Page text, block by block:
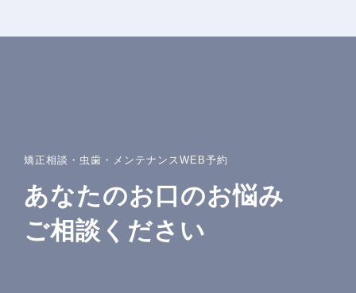
矯正相談・虫歯・メンテナンスWEB予約
あなたのお口のお悩み
ご相談ください